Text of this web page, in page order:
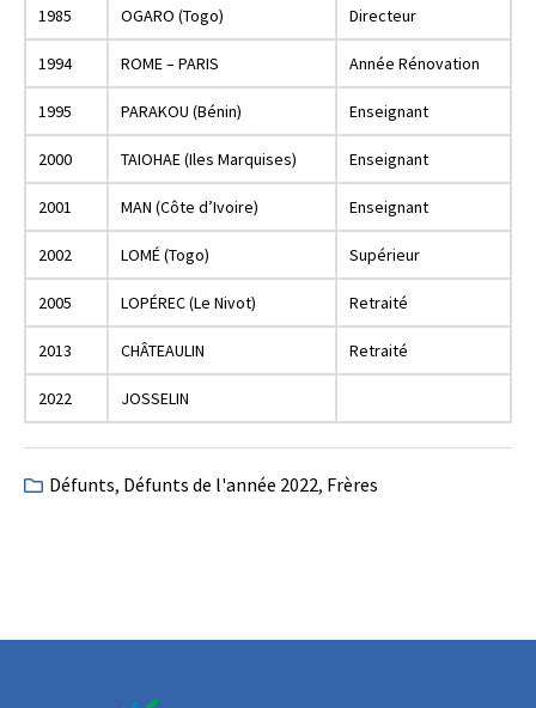
1985 OGARO (Togo) Directeur
1994 ROME – PARIS Année Rénovation
1995 PARAKOU (Bénin) Enseignant
2000 TAIOHAE (Iles Marquises) Enseignant
2001 MAN (Côte d’Ivoire) Enseignant
2002 LOMÉ (Togo) Supérieur
2005 LOPÉREC (Le Nivot) Retraité
2013 CHÂTEAULIN Retraité
2022 JOSSELIN
Défunts, Défunts de l'année 2022, Frères